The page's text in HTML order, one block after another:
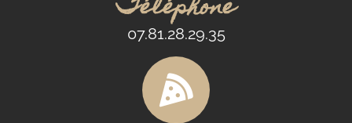
07.81.28.29.35